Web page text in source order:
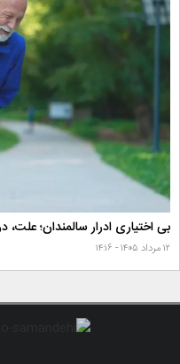
بی اختیاری ادرار سالمندان؛
۱۲ مرداد ۱۴۰۵ - ۱۴:۱۶